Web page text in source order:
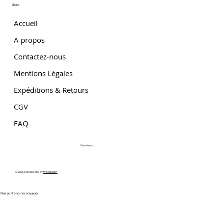
Liens
Accueil
A propos
Contactez-nous
Mentions Légales
Expéditions & Retours
CGV
FAQ
Nos partenaires voyages
© 2025 Gravel Moto. byWixomatic™
Nos réseaux